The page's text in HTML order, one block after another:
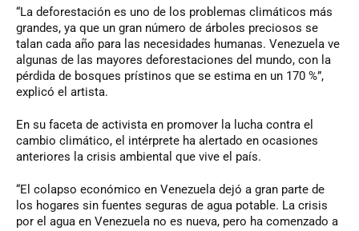
“La deforestación es uno de los problemas climáticos más
grandes, ya que un gran número de árboles preciosos se
talan cada año para las necesidades humanas. Venezuela ve
algunas de las mayores deforestaciones del mundo, con la
pérdida de bosques prístinos que se estima en un 170 %”,
explicó el artista.
En su faceta de activista en promover la lucha contra el
cambio climático, el intérprete ha alertado en ocasiones
anteriores la crisis ambiental que vive el país.
“El colapso económico en Venezuela dejó a gran parte de
los hogares sin fuentes seguras de agua potable. La crisis
por el agua en Venezuela no es nueva, pero ha comenzado a